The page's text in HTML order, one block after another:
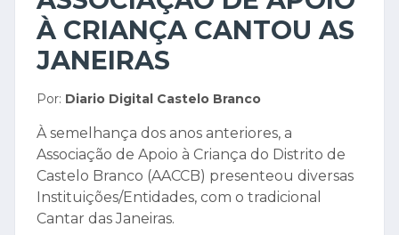
Instituições/Entidades, com o tradicional
Cantar das Janeiras.
À semelhança dos anos anteriores, a
Associação de Apoio à Criança do Distrito de
Castelo Branco (AACCB) presenteou diversas
Instituições/Entidades, com o tradicional
Cantar das Janeiras.
A atividade decorreu na semana de 20 a 24
de janeiro do Ano Novo. Mobilizaram-se